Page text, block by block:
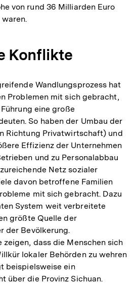
von rund 36 Milliarden Euro
Konflikte
Wandlungsprozess hat
Problemen mit sich gebracht,
eine große
So haben der Umbau der
Richtung Privatwirtschaft) und
Effizienz der Unternehmen
und zu Personalabbau
Netz sozialer
davon betroffene Familien
mit sich gebracht. Dazu
System weit verbreitete
größte Quelle der
der Bevölkerung.
zeigen, dass die Menschen sich
lokaler Behörden zu wehren
beispielsweise ein
über die Provinz Sichuan.